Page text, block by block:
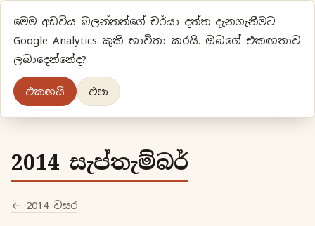
ප්‍රියානිගේ අදහස්‍...
මුල් පිටුවවර්ගීකරණ
2014 සැප්තැම්බර්
← 2014 වසර
මෙම අඩවිය බලන්නන්ගේ චර්යා දත්ත දැනගැනීමට
Google Analytics කුකී භාවිතා කරයි. ඔබගේ එකඟතාව
ලබාදෙන්නේද?
එකඟයි එපා